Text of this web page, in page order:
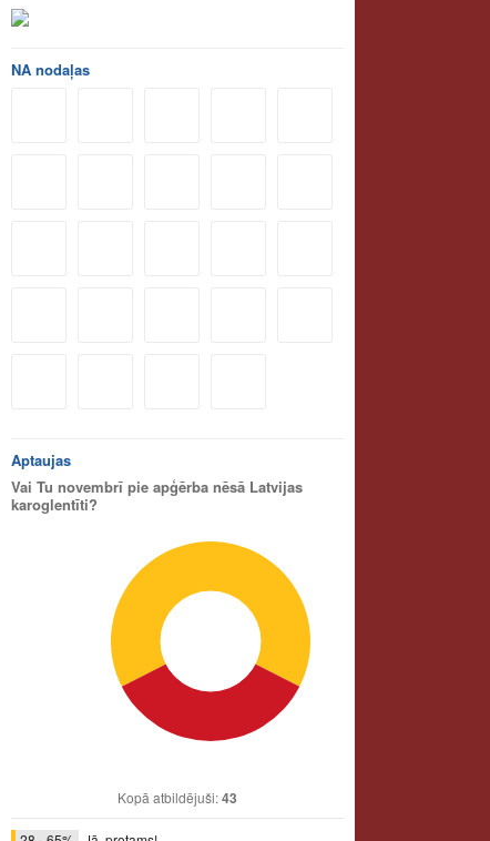
NA nodaļas
Aptaujas
Vai Tu novembrī pie apģērba nēsā Latvijas
karoglentīti?
Kopā atbildējuši:43